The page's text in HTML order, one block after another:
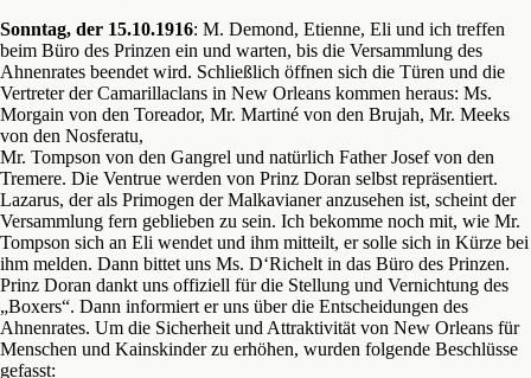
Sonntag, der 15.10.1916: M. Demond, Etienne, Eli und ich treffen
beim Büro des Prinzen ein und warten, bis die Versammlung des
Ahnenrates beendet wird. Schließlich öffnen sich die Türen und die
Vertreter der Camarillaclans in New Orleans kommen heraus: Ms.
Morgain von den Toreador, Mr. Martiné von den Brujah, Mr. Meeks
von den Nosferatu,
Mr. Tompson von den Gangrel und natürlich Father Josef von den
Tremere. Die Ventrue werden von Prinz Doran selbst repräsentiert.
Lazarus, der als Primogen der Malkavianer anzusehen ist, scheint der
Versammlung fern geblieben zu sein. Ich bekomme noch mit, wie Mr.
Tompson sich an Eli wendet und ihm mitteilt, er solle sich in Kürze bei
ihm melden. Dann bittet uns Ms. D‘Richelt in das Büro des Prinzen.
Prinz Doran dankt uns offiziell für die Stellung und Vernichtung des
„Boxers“. Dann informiert er uns über die Entscheidungen des
Ahnenrates. Um die Sicherheit und Attraktivität von New Orleans für
Menschen und Kainskinder zu erhöhen, wurden folgende Beschlüsse
gefasst: